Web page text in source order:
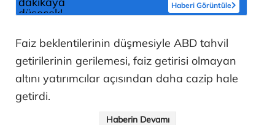
Haberi Görüntüle
Faiz beklentilerinin düşmesiyle ABD tahvil
getirilerinin gerilemesi, faiz getirisi olmayan
altını yatırımcılar açısından daha cazip hale
getirdi.
Haberin Devamı